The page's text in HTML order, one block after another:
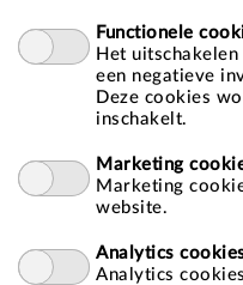
Onthoud mij op deze
niet geschikt voor openbare
» Aanmelden als nieuwe
» Wachtwoord vergeten?
Functionele
Het
een negatieve
Deze cookies
inschakelt.
Marketing
Marketing
website.
Analytics
Analytics